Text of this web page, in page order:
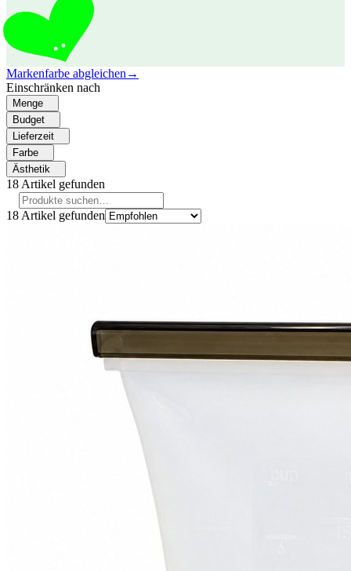
Markenfarbe abgleichen →
Einschränken nach
Menge
Budget
Lieferzeit
Farbe
Ästhetik
18 Artikel gefunden
18 Artikel gefunden